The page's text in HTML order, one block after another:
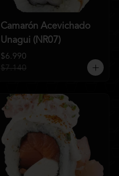
Camarón Acevichado
Unagui (NR07)
$6.990
$7.140